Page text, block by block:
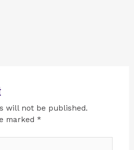
will not be published.
marked *